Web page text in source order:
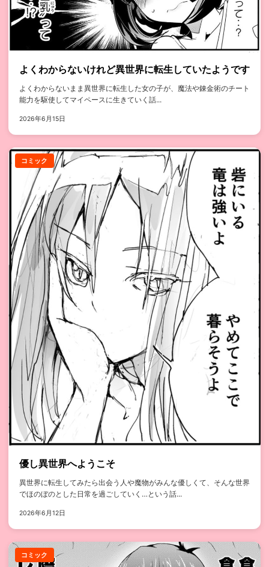
よくわからないけれど異世界に転生していたようです
よくわからないまま異世界に転生した女の子が、魔法や錬金術のチート
能力を駆使してマイペースに生きていく話...
2026年6月15日
コミック
優し異世界へようこそ
異世界に転生してみたら出会う人や魔物がみんな優しくて、そんな世界
でほのぼのとした日常を過ごしていく…という話...
2026年6月12日
コミック